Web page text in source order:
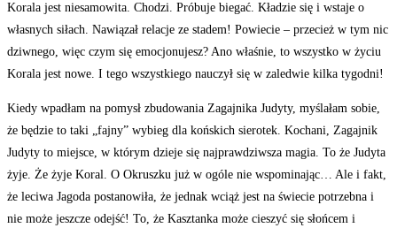
Korala jest niesamowita. Chodzi. Próbuje biegać. Kładzie się i wstaje o
własnych siłach. Nawiązał relacje ze stadem! Powiecie – przecież w tym nic
dziwnego, więc czym się emocjonujesz? Ano właśnie, to wszystko w życiu
Korala jest nowe. I tego wszystkiego nauczył się w zaledwie kilka tygodni!
Kiedy wpadłam na pomysł zbudowania Zagajnika Judyty, myślałam sobie,
że będzie to taki „fajny” wybieg dla końskich sierotek. Kochani, Zagajnik
Judyty to miejsce, w którym dzieje się najprawdziwsza magia. To że Judyta
żyje. Że żyje Koral. O Okruszku już w ogóle nie wspominając… Ale i fakt,
że leciwa Jagoda postanowiła, że jednak wciąż jest na świecie potrzebna i
nie może jeszcze odejść! To, że Kasztanka może cieszyć się słońcem i